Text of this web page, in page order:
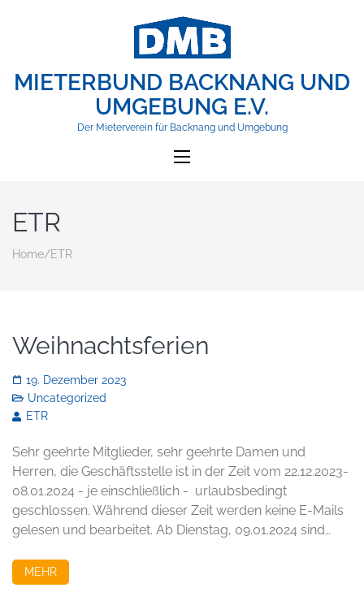
MIETERBUND BACKNANG UND
UMGEBUNG E.V.
Der Mieterverein für Backnang und Umgebung
ETR
Home/ETR
Weihnachtsferien
19. Dezember 2023
Uncategorized
ETR
Sehr geehrte Mitglieder, sehr geehrte Damen und
Herren, die Geschäftsstelle ist in der Zeit vom 22.12.2023-
08.01.2024 - je einschließlich - urlaubsbedingt
geschlossen. Während dieser Zeit werden keine E-Mails
gelesen und bearbeitet. Ab Dienstag, 09.01.2024 sind…
MEHR